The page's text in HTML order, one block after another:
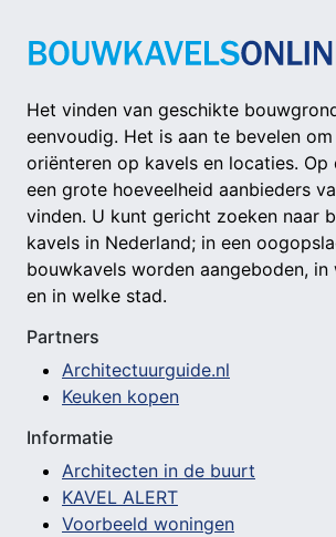
Het vinden van geschikte
eenvoudig. Het is aan te bevelen
oriënteren op kavels en locaties. Op
een grote hoeveelheid aanbieders
vinden. U kunt gericht zoeken naar
kavels in Nederland; in een
bouwkavels worden aangeboden,
en in welke stad.
Partners
Architectuurguide.nl
Keuken kopen
Informatie
Architecten in de buurt
KAVEL ALERT
Voorbeeld woningen